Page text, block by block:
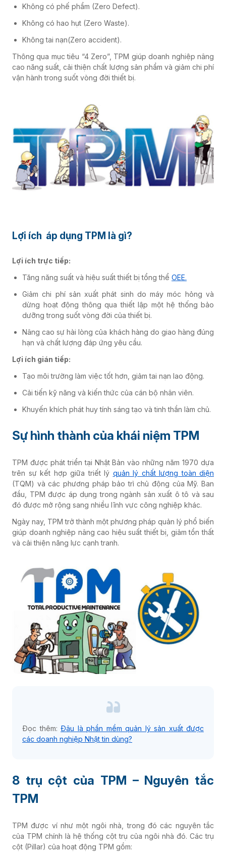
Không có phế phẩm (Zero Defect).
Không có hao hụt (Zero Waste).
Không tai nạn(Zero accident).
Thông qua mục tiêu “4 Zero”, TPM giúp doanh nghiệp nâng
cao năng suất, cải thiện chất lượng sản phẩm và giảm chi phí
vận hành trong suốt vòng đời thiết bị.
Lợi ích áp dụng TPM là gì?
Lợi ích trực tiếp:
Tăng năng suất và hiệu suất thiết bị tổng thể OEE.
Giảm chi phí sản xuất phát sinh do máy móc hỏng và
dừng hoạt động thông qua thiết lập một hệ thống bảo
dưỡng trong suốt vòng đời của thiết bị.
Nâng cao sự hài lòng của khách hàng do giao hàng đúng
hạn và chất lượng đáp ứng yêu cầu.
Lợi ích gián tiếp:
Tạo môi trường làm việc tốt hơn, giảm tai nạn lao động.
Cải tiến kỹ năng và kiến thức của cán bộ nhân viên.
Khuyến khích phát huy tính sáng tạo và tinh thần làm chủ.
Sự hình thành của khái niệm TPM
TPM được phát triển tại Nhật Bản vào những năm 1970 dựa
trên sự kết hợp giữa triết lý quản lý chất lượng toàn diện
(TQM) và các phương pháp bảo trì chủ động của Mỹ. Ban
đầu, TPM được áp dụng trong ngành sản xuất ô tô và sau
đó được mở rộng sang nhiều lĩnh vực công nghiệp khác.
Ngày nay, TPM trở thành một phương pháp quản lý phổ biến
giúp doanh nghiệp nâng cao hiệu suất thiết bị, giảm tổn thất
và cải thiện năng lực cạnh tranh.
Đọc thêm: Đâu là phần mềm quản lý sản xuất được
các doanh nghiệp Nhật tin dùng?
8 trụ cột của TPM – Nguyên tắc
TPM
TPM được ví như một ngôi nhà, trong đó các nguyên tắc
của TPM chính là hệ thống cột trụ của ngôi nhà đó. Các trụ
cột (Pillar) của hoạt động TPM gồm: